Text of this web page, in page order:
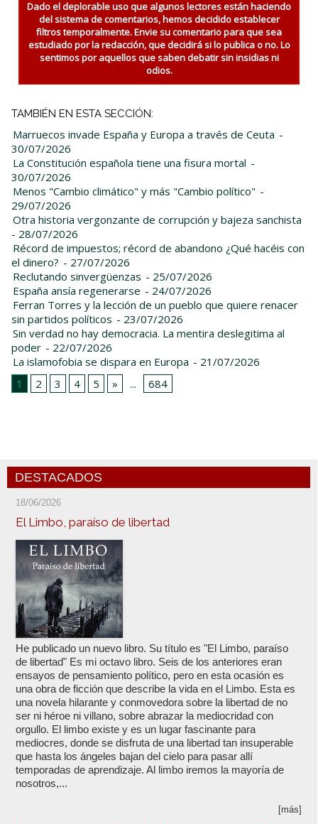
Dado el deplorable uso que algunos lectores están haciendo
del sistema de comentarios, hemos decidido establecer
filtros temporalmente. Envie su comentario para que sea
estudiado por la redacción, que decidirá si lo publica o no. Lo
sentimos por aquellos que saben debatir sin insidias ni
odios.
TAMBIÉN EN ESTA SECCIÓN:
Marruecos invade España y Europa a través de Ceuta -
30/07/2026
La Constitución española tiene una fisura mortal -
30/07/2026
Menos "Cambio climático" y más "Cambio político" -
29/07/2026
Otra historia vergonzante de corrupción y bajeza sanchista
- 28/07/2026
Récord de impuestos; récord de abandono ¿Qué hacéis con
el dinero? - 27/07/2026
Reclutando sinvergüenzas - 25/07/2026
España ansía regenerarse - 24/07/2026
Ferran Torres y la lección de un pueblo que quiere renacer
sin partidos políticos - 23/07/2026
Sin verdad no hay democracia. La mentira deslegitima al
poder - 22/07/2026
La islamofobia se dispara en Europa - 21/07/2026
1
2 3 4 5 » ... 684
DESTACADOS
18/06/2026
El Limbo, paraíso de libertad
He publicado un nuevo libro. Su título es "El Limbo, paraíso
de libertad" Es mi octavo libro. Seis de los anteriores eran
ensayos de pensamiento político, pero en esta ocasión es
una obra de ficción que describe la vida en el Limbo. Esta es
una novela hilarante y conmovedora sobre la libertad de no
ser ni héroe ni villano, sobre abrazar la mediocridad con
orgullo. El limbo existe y es un lugar fascinante para
mediocres, donde se disfruta de una libertad tan insuperable
que hasta los ángeles bajan del cielo para pasar allí
temporadas de aprendizaje. Al limbo iremos la mayoría de
nosotros,...
[más]